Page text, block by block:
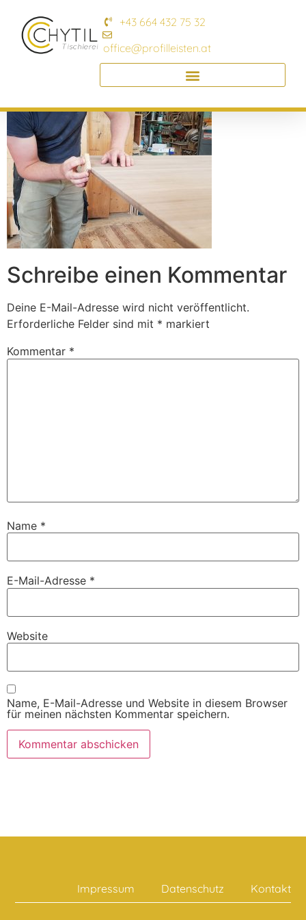
+43 664 432 75 32
office@profilleisten.at
Schreibe einen Kommentar
Deine E-Mail-Adresse wird nicht veröffentlicht.
Erforderliche Felder sind mit * markiert
Kommentar *
Name *
E-Mail-Adresse *
Website
Name, E-Mail-Adresse und Website in diesem Browser
für meinen nächsten Kommentar speichern.
Impressum Datenschutz Kontakt